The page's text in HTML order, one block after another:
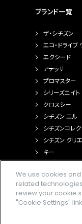
ブランド一覧
ザ・シチズン
エコ・ドライブ
エクシード
アテッサ
プロマスター
シリーズエイト
クロスシー
シチズン エル
シチズンコレク
シチズン クリ
キー
We use cookies
related
review your cookie
"Cookie Settings"